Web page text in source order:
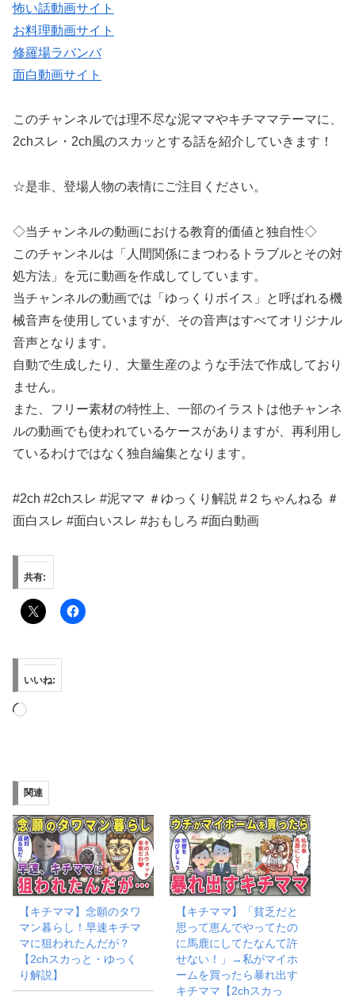
怖い話動画サイト
お料理動画サイト
修羅場ラバンバ
面白動画サイト
このチャンネルでは理不尽な泥ママやキチママテーマに、
2chスレ・2ch風のスカッとする話を紹介していきます！
☆是非、登場人物の表情にご注目ください。
◇当チャンネルの動画における教育的価値と独自性◇
このチャンネルは「人間関係にまつわるトラブルとその対
処方法」を元に動画を作成してしています。
当チャンネルの動画では「ゆっくりボイス」と呼ばれる機
械音声を使用していますが、その音声はすべてオリジナル
音声となります。
自動で生成したり、大量生産のような手法で作成しており
ません。
また、フリー素材の特性上、一部のイラストは他チャンネ
ルの動画でも使われているケースがありますが、再利用し
ているわけではなく独自編集となります。
#2ch #2chスレ #泥ママ ＃ゆっくり解説 #２ちゃんねる ＃
面白スレ #面白いスレ #おもしろ #面白動画
共有:
いいね:
読
み
中…
関連
【キチママ】念願のタワ
マン暮らし！早速キチマ
マに狙われたんだが？
【2chスカっと・ゆっく
り解説】
【キチママ】「貧乏だと
思って恵んでやってたの
に馬鹿にしてたなんて許
せない！」→私がマイホ
ームを買ったら暴れ出す
キチママ【2chスカっ